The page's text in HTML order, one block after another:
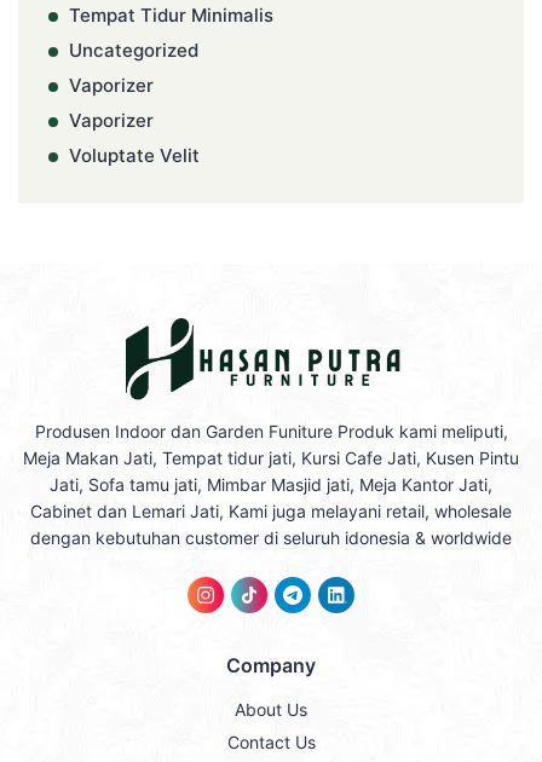
Tempat Tidur Minimalis
Uncategorized
Vaporizer
Vaporizer
Voluptate Velit
Produsen Indoor dan Garden Funiture Produk kami meliputi,
Meja Makan Jati, Tempat tidur jati, Kursi Cafe Jati, Kusen Pintu
Jati, Sofa tamu jati, Mimbar Masjid jati, Meja Kantor Jati,
Cabinet dan Lemari Jati, Kami juga melayani retail, wholesale
dengan kebutuhan customer di seluruh idonesia & worldwide
Company
About Us
Contact Us